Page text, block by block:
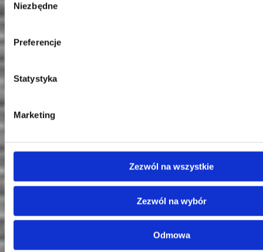
zgody
Niezbędne
Preferencje
Statystyka
Marketing
Zezwól na wszystkie
Zezwól na wybór
Odmowa
Kontakt
Telefon: 58 309 03 07
Dział Obsługi Klienta
NIP: 583-27-90-417